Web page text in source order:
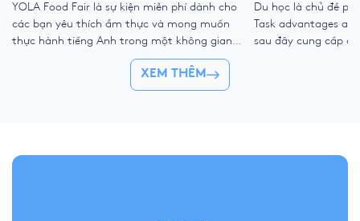
YOLA Food Fair là sự kiện miễn phí dành cho
các bạn yêu thích ẩm thực và mong muốn
thực hành tiếng Anh trong một không gian
gần gũi, vui vẻ và nhiều trải nghiệm tương
tác. Tại sự kiện, học viên có thể mang món
ăn yêu thích đến YOLA, cùng bạn bè thưởng
Du học là chủ đề
Task advantages
sau đây cung cấp
XEM THÊM